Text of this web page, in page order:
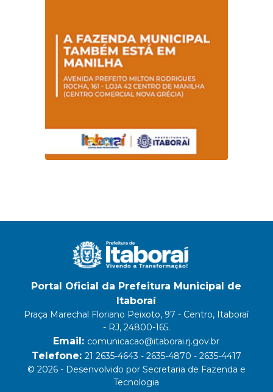
Portal Oficial da Prefeitura Municipal de
Itaboraí
Praça Marechal Floriano Peixoto, 97 - Centro, Itaboraí
- RJ, 24800-165.
Email: comunicacao@itaborai.rj.gov.br
Telefone: 21 2635-4643 - 2635-4870 - 2635-4417
© 2026 - Desenvolvido por Secretaria de Fazenda e
Tecnologia